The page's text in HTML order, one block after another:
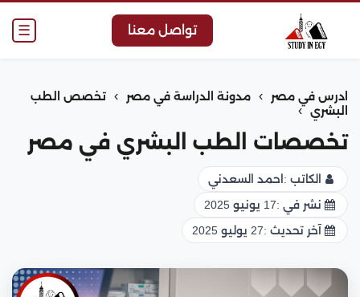
☰ تواصل معنا
ادرس في مصر › مدونة الدراسة في مصر ›
تخصص الطب
البشري
›
تخصصات الطب البشري في مصر
الكاتب : احمد السعدني
نشر في :17 يونيو 2025
آخر تحديث :27 يوليو 2025